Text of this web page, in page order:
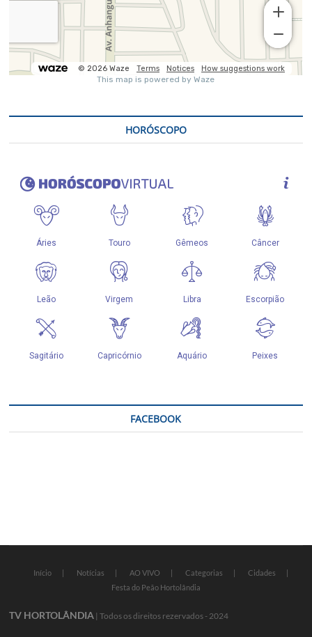
HORÓSCOPO
FACEBOOK
Início Notícias AO VIVO Categorias
Cidades
Festa do Peão Hortolândia
TV HORTOLÂNDIA | Todos os direitos rezervados - 2024